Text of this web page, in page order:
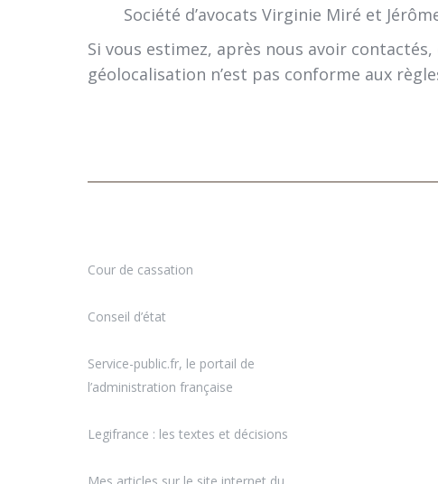
Société d’avocats Virginie Miré et
Si vous estimez, après nous avoir
géolocalisation n’est pas conforme aux
Cour de cassation
Conseil d’état
Service-public.fr, le portail de
l’administration française
Legifrance : les textes et décisions
Mes articles sur le site internet du